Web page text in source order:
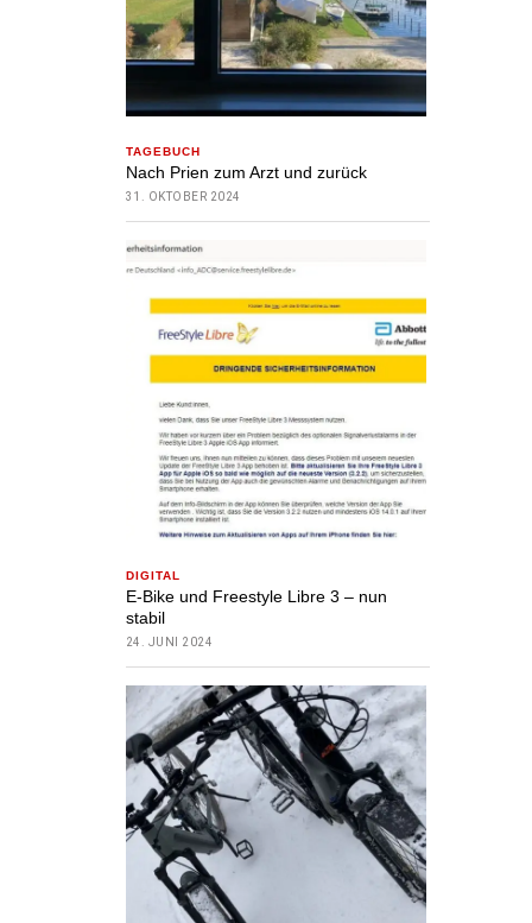
TAGEBUCH
Nach Prien zum Arzt und zurück
31. OKTOBER 2024
DIGITAL
E-Bike und Freestyle Libre 3 – nun
stabil
24. JUNI 2024